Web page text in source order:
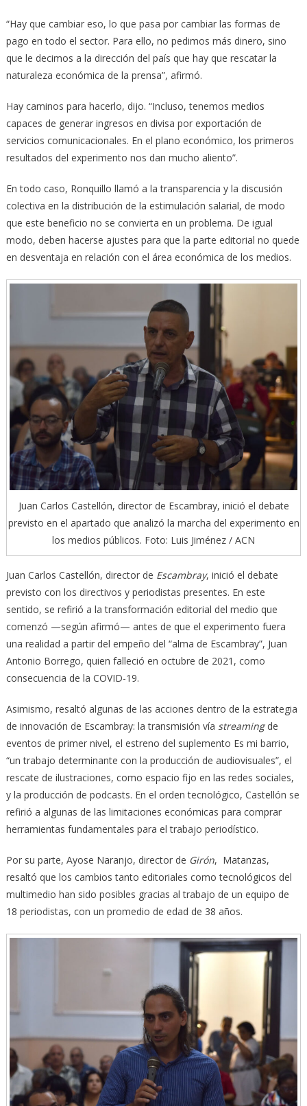
“Hay que cambiar eso, lo que pasa por cambiar las formas de
pago en todo el sector. Para ello, no pedimos más dinero, sino
que le decimos a la dirección del país que hay que rescatar la
naturaleza económica de la prensa”, afirmó.
Hay caminos para hacerlo, dijo. “Incluso, tenemos medios
capaces de generar ingresos en divisa por exportación de
servicios comunicacionales. En el plano económico, los primeros
resultados del experimento nos dan mucho aliento”.
En todo caso, Ronquillo llamó a la transparencia y la discusión
colectiva en la distribución de la estimulación salarial, de modo
que este beneficio no se convierta en un problema. De igual
modo, deben hacerse ajustes para que la parte editorial no quede
en desventaja en relación con el área económica de los medios.
Juan Carlos Castellón, director de Escambray, inició el debate
previsto en el apartado que analizó la marcha del experimento en
los medios públicos. Foto: Luis Jiménez / ACN
Juan Carlos Castellón, director de Escambray, inició el debate
previsto con los directivos y periodistas presentes. En este
sentido, se refirió a la transformación editorial del medio que
comenzó —según afirmó— antes de que el experimento fuera
una realidad a partir del empeño del “alma de Escambray”, Juan
Antonio Borrego, quien falleció en octubre de 2021, como
consecuencia de la COVID-19.
Asimismo, resaltó algunas de las acciones dentro de la estrategia
de innovación de Escambray: la transmisión vía streamingde
eventos de primer nivel, el estreno del suplemento Es mi barrio,
“un trabajo determinante con la producción de audiovisuales”, el
rescate de ilustraciones, como espacio fijo en las redes sociales,
y la producción de podcasts. En el orden tecnológico, Castellón se
refirió a algunas de las limitaciones económicas para comprar
herramientas fundamentales para el trabajo periodístico.
Por su parte, Ayose Naranjo, director de Girón, Matanzas,
resaltó que los cambios tanto editoriales como tecnológicos del
multimedio han sido posibles gracias al trabajo de un equipo de
18 periodistas, con un promedio de edad de 38 años.